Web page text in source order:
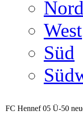
West
Süd
FC Hennef 05 Ü-50